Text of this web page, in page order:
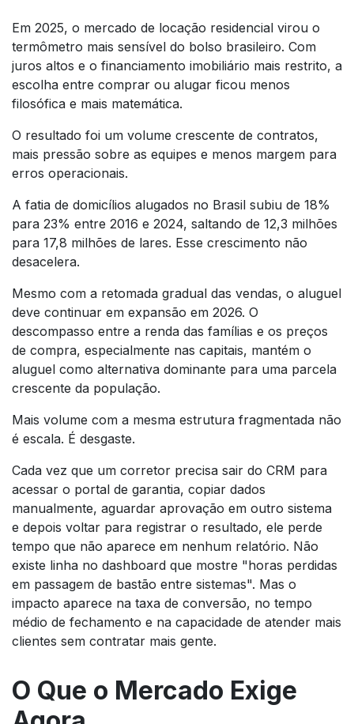
Em 2025, o mercado de locação residencial virou o
termômetro mais sensível do bolso brasileiro. Com
juros altos e o financiamento imobiliário mais restrito, a
escolha entre comprar ou alugar ficou menos
filosófica e mais matemática.
O resultado foi um volume crescente de contratos,
mais pressão sobre as equipes e menos margem para
erros operacionais.
A fatia de domicílios alugados no Brasil subiu de 18%
para 23% entre 2016 e 2024, saltando de 12,3 milhões
para 17,8 milhões de lares. Esse crescimento não
desacelera.
Mesmo com a retomada gradual das vendas, o aluguel
deve continuar em expansão em 2026. O
descompasso entre a renda das famílias e os preços
de compra, especialmente nas capitais, mantém o
aluguel como alternativa dominante para uma parcela
crescente da população.
Mais volume com a mesma estrutura fragmentada não
é escala. É desgaste.
Cada vez que um corretor precisa sair do CRM para
acessar o portal de garantia, copiar dados
manualmente, aguardar aprovação em outro sistema
e depois voltar para registrar o resultado, ele perde
tempo que não aparece em nenhum relatório. Não
existe linha no dashboard que mostre "horas perdidas
em passagem de bastão entre sistemas". Mas o
impacto aparece na taxa de conversão, no tempo
médio de fechamento e na capacidade de atender mais
clientes sem contratar mais gente.
O Que o Mercado Exige